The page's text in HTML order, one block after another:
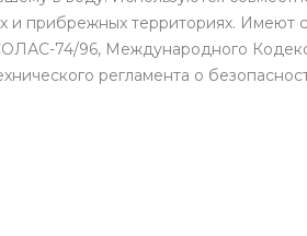
и прибрежных территориях. Имеют
74/96, Международного
регламента о